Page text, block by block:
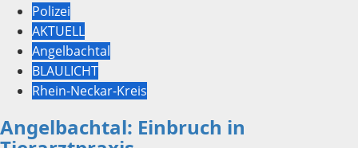
Polizei
AKTUELL
Angelbachtal
BLAULICHT
Rhein-Neckar-Kreis
Angelbachtal: Einbruch in